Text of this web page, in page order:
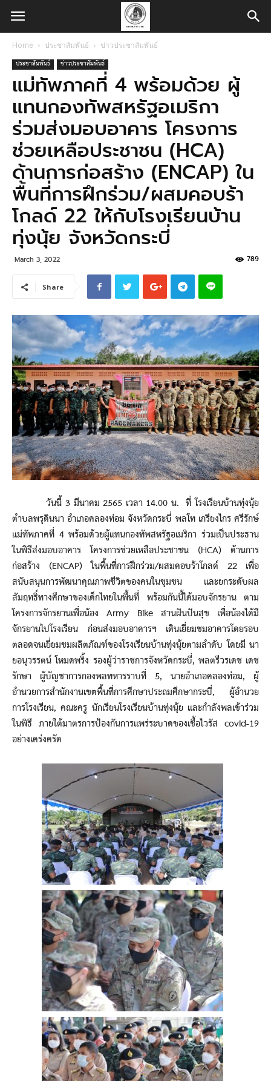
Home ประชาสัมพันธ์ ข่าวประชาสัมพันธ์
ประชาสัมพันธ์ ข่าวประชาสัมพันธ์
แม่ทัพภาคที่ 4 พร้อมด้วย ผู้
แทนกองทัพสหรัฐอเมริกา
ร่วมส่งมอบอาคาร โครงการ
ช่วยเหลือประชาชน (HCA)
ด้านการก่อสร้าง (ENCAP) ใน
พื้นที่การฝึกร่วม/ผสมคอบร้า
โกลด์ 22 ให้กับโรงเรียนบ้าน
ทุ่งนุ้ย จังหวัดกระบี่
March 3, 2022 789
Share
วันนี้ 3 มีนาคม 2565 เวลา 14.00 น. ที่ โรงเรียนบ้านทุ่งนุ้ย
ตำบลพรุดินนา อำเภอคลองท่อม จังหวัดกระบี่ พลโท เกรียงไกร ศรีรักษ์
แม่ทัพภาคที่ 4 พร้อมด้วยผู้แทนกองทัพสหรัฐอเมริกา ร่วมเป็นประธาน
ในพิธีส่งมอบอาคาร โครงการช่วยเหลือประชาชน (HCA) ด้านการ
ก่อสร้าง (ENCAP) ในพื้นที่การฝึกร่วม/ผสมคอบร้าโกลด์ 22 เพื่อ
สนับสนุนการพัฒนาคุณภาพชีวิตของคนในชุมชน และยกระดับผล
สัมฤทธิ์ทางศึกษาของเด็กไทยในพื้นที่ พร้อมกันนี้ได้มอบจักรยาน ตาม
โครงการจักรยานเพื่อน้อง Army Bike สานฝันปันสุข เพื่อน้องได้มี
จักรยานไปโรงเรียน ก่อนส่งมอบอาคารฯ เดินเยี่ยมชมอาคารโดยรอบ
ตลอดจนเยี่ยมชมผลิตภัณฑ์ของโรงเรียนบ้านทุ่งนุ้ยตามลำดับ โดยมี นา
ยอนุวรรตน์ โหมดพริ้ง รองผู้ว่าราชการจังหวัดกระบี่, พลตรีวรเดช เดช
รักษา ผู้บัญชาการกองพลทหารราบที่ 5, นายอำเภอคลองท่อม, ผู้
อำนวยการสำนักงานเขตพื้นที่การศึกษาประถมศึกษากระบี่, ผู้อำนวย
การโรงเรียน, คณะครู นักเรียนโรงเรียนบ้านทุ่งนุ้ย และกำลังพลเข้าร่วม
ในพิธี ภายใต้มาตรการป้องกันการแพร่ระบาดของเชื้อไวรัส covid-19
อย่างเคร่งครัด